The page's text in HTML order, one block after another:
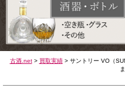
古酒.net> 買取実績> サントリー VO（